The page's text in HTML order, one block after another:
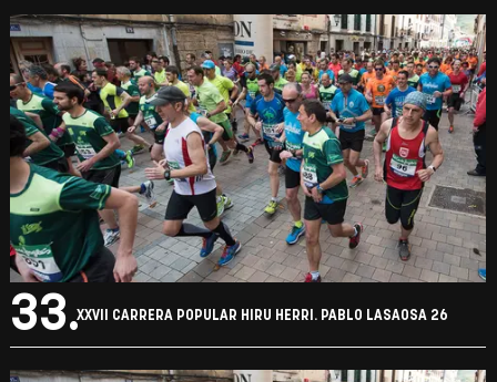
33.XXVII CARRERA POPULAR HIRU HERRI. PABLO LASAOSA 26